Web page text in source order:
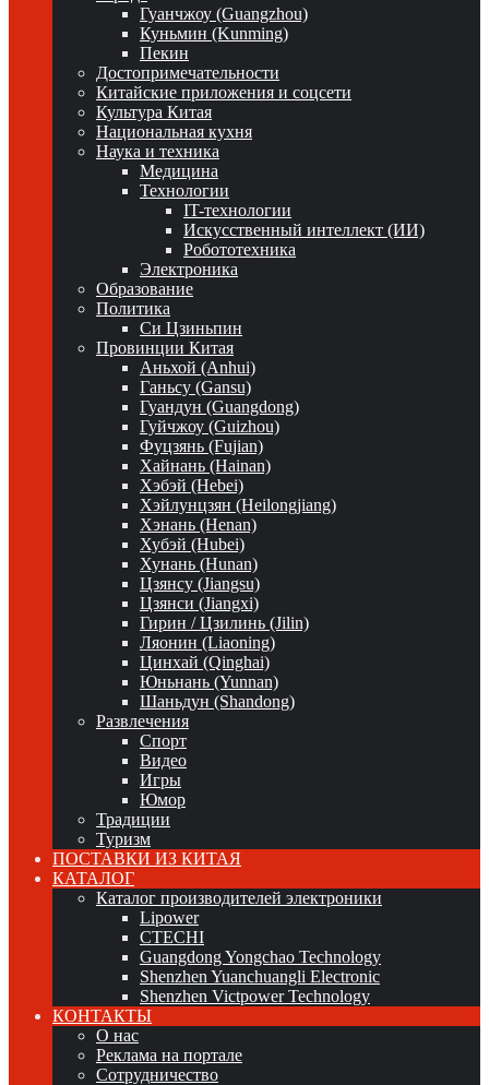
Гуанчжоу (Guangzhou)
Куньмин (Kunming)
Пекин
Достопримечательности
Китайские приложения и соцсети
Культура Китая
Национальная кухня
Наука и техника
Медицина
Технологии
IT-технологии
Искусственный интеллект (ИИ)
Робототехника
Электроника
Образование
Политика
Си Цзиньпин
Провинции Китая
Аньхой (Anhui)
Ганьсу (Gansu)
Гуандун (Guangdong)
Гуйчжоу (Guizhou)
Фуцзянь (Fujian)
Хайнань (Hainan)
Хэбэй (Hebei)
Хэйлунцзян (Heilongjiang)
Хэнань (Henan)
Хубэй (Hubei)
Хунань (Hunan)
Цзянсу (Jiangsu)
Цзянси (Jiangxi)
Гирин / Цзилинь (Jilin)
Ляонин (Liaoning)
Цинхай (Qinghai)
Юньнань (Yunnan)
Шаньдун (Shandong)
Развлечения
Спорт
Видео
Игры
Юмор
Традиции
Туризм
ПОСТАВКИ ИЗ КИТАЯ
КАТАЛОГ
Каталог производителей электроники
Lipower
CTECHI
Guangdong Yongchao Technology
Shenzhen Yuanchuangli Electronic
Shenzhen Victpower Technology
КОНТАКТЫ
О нас
Реклама на портале
Сотрудничество